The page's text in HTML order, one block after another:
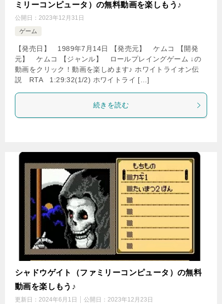
ミリーコンピュータ）の無料動画を楽しもう♪
公開日： 2023年12月31日
ゲーム
【発売日】 1989年7月14日 【発売元】 ケムコ 【開発
元】 ケムコ 【ジャンル】 ロールプレイングゲーム ↓の
動画をクリック！動画を楽しめます♪ ホワイトライオン伝
説 RTA 1:29:32(1/2) ホワイトライ […]
続きを読む
シャドウゲイト（ファミリーコンピュータ）の無料
動画を楽しもう♪
更新日： 2024年6月1日 公開日： 2023年12月23日